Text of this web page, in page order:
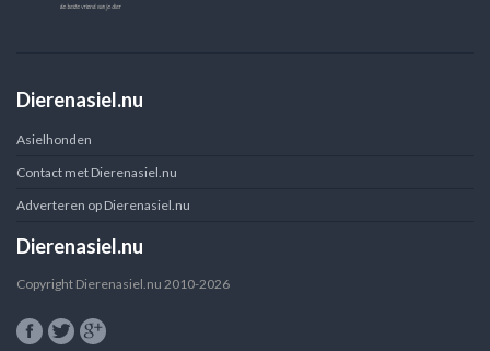
Dierenasiel.nu
Asielhonden
Contact met Dierenasiel.nu
Adverteren op Dierenasiel.nu
Dierenasiel.nu
Copyright Dierenasiel.nu 2010-2026